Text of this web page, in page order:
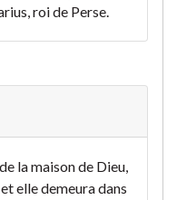
roi de Perse.
la maison de Dieu,
elle demeura dans